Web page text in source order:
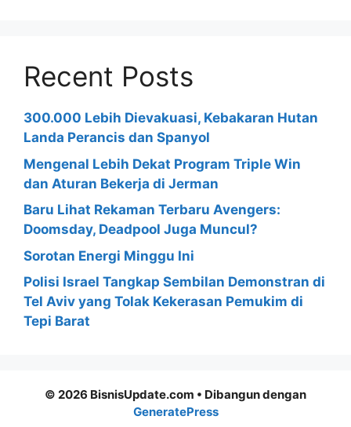
Recent Posts
300.000 Lebih Dievakuasi, Kebakaran Hutan
Landa Perancis dan Spanyol
Mengenal Lebih Dekat Program Triple Win
dan Aturan Bekerja di Jerman
Baru Lihat Rekaman Terbaru Avengers:
Doomsday, Deadpool Juga Muncul?
Sorotan Energi Minggu Ini
Polisi Israel Tangkap Sembilan Demonstran di
Tel Aviv yang Tolak Kekerasan Pemukim di
Tepi Barat
© 2026 BisnisUpdate.com • Dibangun dengan
GeneratePress